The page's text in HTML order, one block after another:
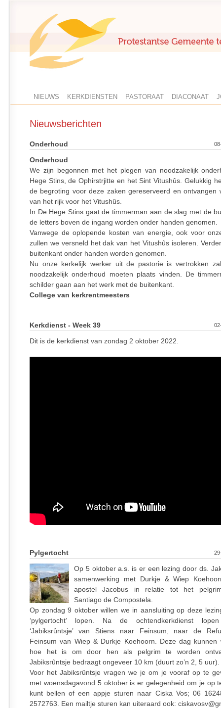
NIEUWS KERKDIENSTEN PASTORAAT DIACONAAT
Nieuwsberichten
Onderhoud
Onderhoud
We zijn begonnen met het plegen van noodzakelijk
Hege Stins, de Ophirstrjitte en het Sint Vitushûs. Gelukkig
de begroting voor deze zaken gereserveerd en ontvangen
van het rijk voor het Vitushûs.
In De Hege Stins gaat de timmerman aan de slag met de
de letters boven de ingang worden onder handen genomen.
Vanwege de oplopende kosten van energie, ook voor
zullen we versneld het dak van het Vitushûs isoleren.
buitenkant onder handen worden genomen.
Nu onze kerkelijk werker uit de pastorie is vertrokken
noodzakelijk onderhoud moeten plaats vinden. De
schilder gaan aan het werk met de buitenkant.
College van kerkrentmeesters
Kerkdienst - Week 39
Dit is de kerkdienst van zondag 2 oktober 2022.
Pylgertocht
Op 5 oktober a.s. is er een lezing door ds.
samenwerking met Durkje & Wiep
apostel Jacobus in relatie tot het
Santiago de Compostela.
Op zondag 9 oktober willen we in aansluiting op deze
‘pylgertocht’ lopen. Na de ochtendkerkdienst
‘Jabiksrûntsje’ van Stiens naar Feinsum, naar de
Feinsum van Wiep & Durkje Koehoorn. Deze dag kunnen
hoe het is om door hen als pelgrim te worden
Jabiksrûntsje bedraagt ongeveer 10 km (duurt zo’n 2, 5 uur).
Voor het Jabiksrûntsje vragen we je om je vooraf op te
met woensdagavond 5 oktober is er gelegenheid om je op
kunt bellen of een appje sturen naar Ciska Vos; 06
2572763. Een mailtje sturen kan uiteraard ook: